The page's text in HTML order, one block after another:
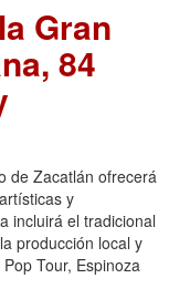
Gran
84
de Zacatlán ofrecerá
y
incluirá el tradicional
producción local y
Tour, Espinoza